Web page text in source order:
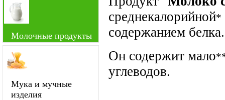
Молочные продукты
Мука и мучные
изделия
среднекалорийной*
содержанием белка.
Он содержит мало
углеводов.